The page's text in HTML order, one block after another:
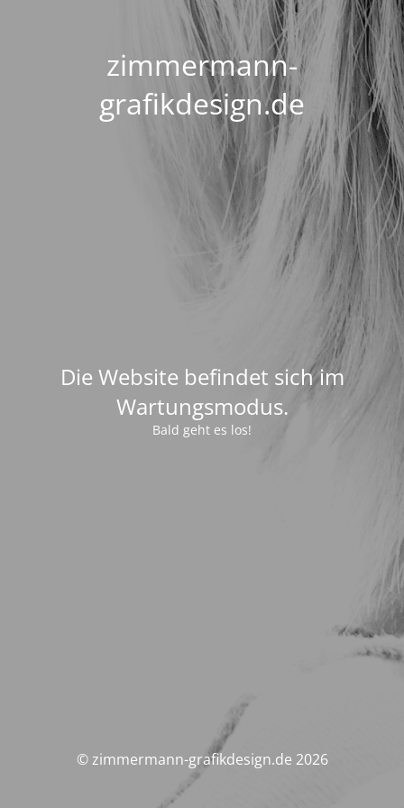
zimmermann-
grafikdesign.de
Die Website befindet sich im
Wartungsmodus.
Bald geht es los!
© zimmermann-grafikdesign.de 2026